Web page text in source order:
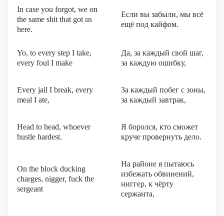
In case you forgot, we on
the same shit that got us
here.
Если вы забыли, мы всё
ещё под кайфом.
Yo, to every step I take,
every foul I make
Да, за каждый свой шаг,
за каждую ошибку,
Every jail I break, every
meal I ate,
За каждый побег с зоны,
за каждый завтрак,
Head to head, whoever
hustle hardest.
Я боролся, кто сможет
круче провернуть дело.
On the block ducking
charges, nigger, fuck the
sergeant
На районе я пытаюсь
избежать обвинений,
ниггер, к чёрту
сержанта,